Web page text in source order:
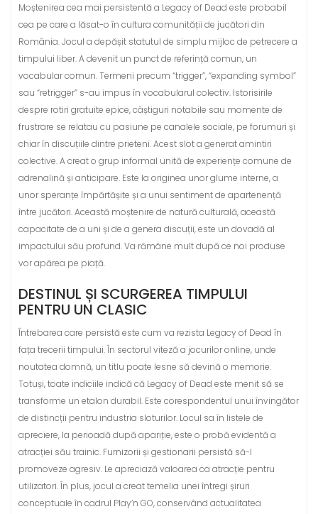
Moștenirea cea mai persistentă a Legacy of Dead este probabil
cea pe care a lăsat-o în cultura comunității de jucători din
România. Jocul a depășit statutul de simplu mijloc de petrecere a
timpului liber. A devenit un punct de referință comun, un
vocabular comun. Termeni precum “trigger”, “expanding symbol”
sau “retrigger” s-au impus în vocabularul colectiv. Istorisirile
despre rotiri gratuite epice, câștiguri notabile sau momente de
frustrare se relatau cu pasiune pe canalele sociale, pe forumuri și
chiar în discuțiile dintre prieteni. Acest slot a generat amintiri
colective. A creat o grup informal unită de experiențe comune de
adrenalină și anticipare. Este la originea unor glume interne, a
unor speranțe împărtășite și a unui sentiment de apartenență
între jucători. Această moștenire de natură culturală, această
capacitate de a uni și de a genera discuții, este un dovadă al
impactului său profund. Va rămâne mult după ce noi produse
vor apărea pe piață.
DESTINUL ȘI SCURGEREA TIMPULUI
PENTRU UN CLASIC
Întrebarea care persistă este cum va rezista Legacy of Dead în
fața trecerii timpului. În sectorul viteză a jocurilor online, unde
noutatea domnă, un titlu poate lesne să devină o memorie.
Totuși, toate indiciile indică că Legacy of Dead este menit să se
transforme un etalon durabil. Este corespondentul unui învingător
de distincții pentru industria sloturilor. Locul sa în listele de
apreciere, la perioadă după apariție, este o probă evidentă a
atracției său trainic. Furnizorii și gestionarii persistă să-l
promoveze agresiv. Le apreciază valoarea ca atracție pentru
utilizatori. În plus, jocul a creat temelia unei întregi șiruri
conceptuale în cadrul Play’n GO, conservând actualitatea